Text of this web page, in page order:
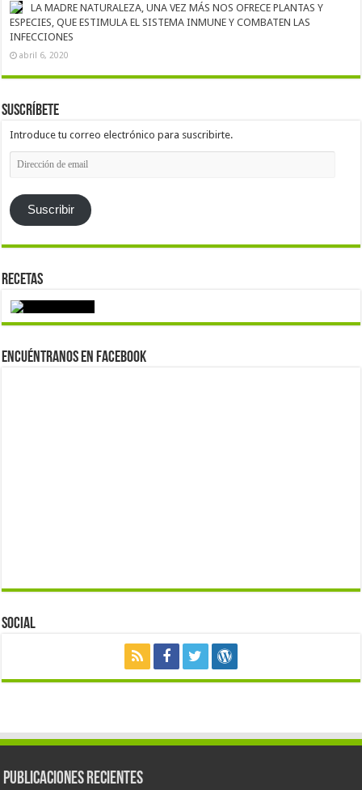
LA MADRE NATURALEZA, UNA VEZ MÁS NOS OFRECE PLANTAS Y
ESPECIES, QUE ESTIMULA EL SISTEMA INMUNE Y COMBATEN LAS
INFECCIONES
abril 6, 2020
Suscríbete
Introduce tu correo electrónico para suscribirte.
Dirección
de
email
Suscribir
Recetas
Encuéntranos en Facebook
Social
Publicaciones Recientes